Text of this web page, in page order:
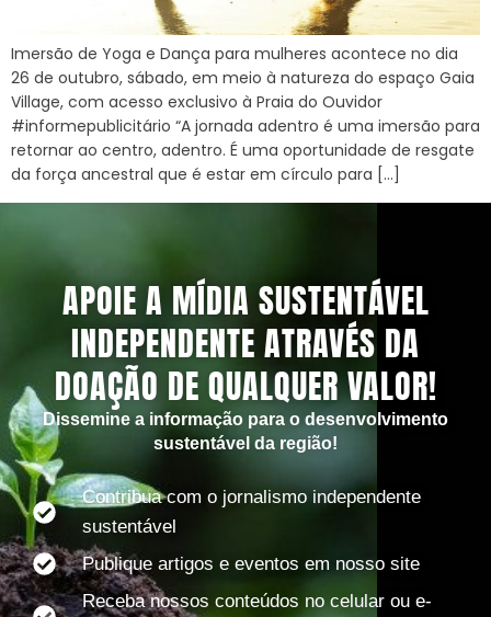
Imersão de Yoga e Dança para mulheres acontece no dia
26 de outubro, sábado, em meio à natureza do espaço Gaia
Village, com acesso exclusivo à Praia do Ouvidor
#informepublicitário “A jornada adentro é uma imersão para
retornar ao centro, adentro. É uma oportunidade de resgate
da força ancestral que é estar em círculo para […]
APOIE A MÍDIA SUSTENTÁVEL
INDEPENDENTE ATRAVÉS DA
DOAÇÃO DE QUALQUER VALOR!
Dissemine a informação para o desenvolvimento
sustentável da região!
Contribua com o jornalismo independente
sustentável
Publique artigos e eventos em nosso site
Receba nossos conteúdos no celular ou e-